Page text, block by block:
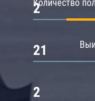
Количество
2
21
2